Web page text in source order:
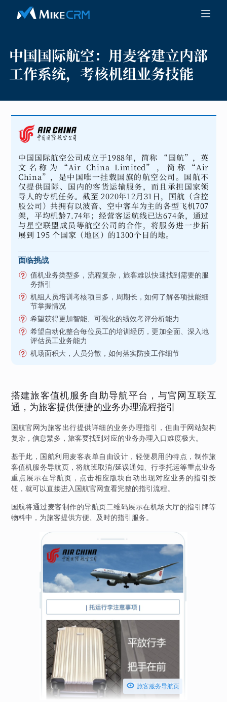
中国国际航空： 用麦客建立内部
工作系统，考核机组业务技能
中国国际航空公司成立于1988年，简称 “国航”，英
文名称为“Air China Limited”，简称“Air
China”，是中国唯一挂载国旗的航空公司。国航不
仅提供国际、国内的客货运输服务，而且承担国家领
导人的专机任务。截至 2020年12月31日，国航（含控
股公司）共拥有以波音、空中客车为主的各型飞机707
架，平均机龄7.74年；经营客运航线已达674条，通过
与星空联盟成员等航空公司的合作，将服务进一步拓
展到 195 个国家（地区）的1300个目的地。
面临挑战
值机业务类型多，流程复杂，旅客难以快速找到需要的服
务指引
机组人员培训考核项目多，周期长，如何了解各项技能细
节掌握情况
希望获得更加智能、可视化的绩效考评分析能力
希望自动化整合每位员工的培训经历，更加全面、深入地
评估员工业务能力
机场面积大，人员分散，如何落实防疫工作细节
搭建旅客值机服务自助导航平台，与官网互联互
通，为旅客提供便捷的业务办理流程指引
国航官网为旅客出行提供详细的业务办理指引，但由于网站架构
复杂，信息繁多，旅客要找到对应的业务办理入口难度极大。
基于此，国航利用麦客表单自由设计，轻便易用的特点，制作旅
客值机服务导航页，将航班取消/延误通知、行李托运等重点业务
重点展示在导航页，点击相应版块自动出现对应业务的指引按
钮，就可以直接进入国航官网查看完整的指引流程。
国航将通过麦客制作的导航页二维码展示在机场大厅的指引牌等
物料中，为旅客提供方便、及时的指引服务。
 旅客服务导航页